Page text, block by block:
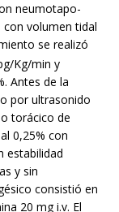
neumotapo-
volumen tidal
se realizó
Kg/min y
Antes de la
por ultrasonido
torácico de
0,25% con
estabilidad
y sin
consistió en
20 mg i.v. El